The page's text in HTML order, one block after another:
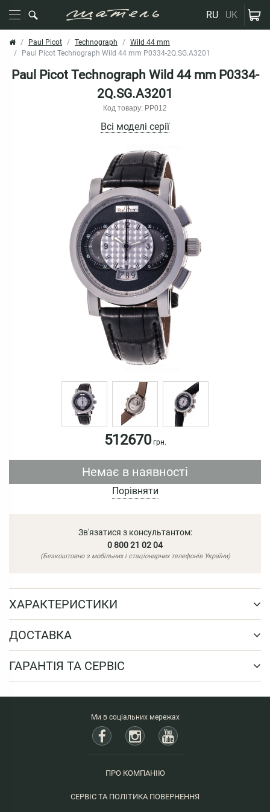
RU UK
Paul Picot Technograph
Wild 44 mm
Paul Picot Technograph Wild 44 mm P0334-2Q.SG.A3201
Paul Picot Technograph Wild 44 mm P0334-
2Q.SG.A3201
Код товару: PP012
Всі моделі серії
512670грн.
Немає в наявності
Порівняти
Зв'язатися з консультантом:
0 800 21 02 04
(Безкоштовно з мобільних і стаціонарних телефонів України)
ХАРАКТЕРИСТИКИ
ДОСТАВКА
ГАРАНТІЯ ТА СЕРВІС
Ми в соціальних мережах
ПРО КОМПАНІЮ
СЕРВІС ТА ПОЛІТИКА ПОВЕРНЕННЯ